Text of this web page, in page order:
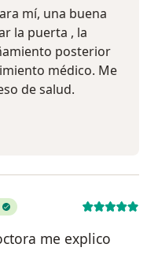
mí, una buena
la puerta , la
posterior
médico. Me
de salud.
me explico